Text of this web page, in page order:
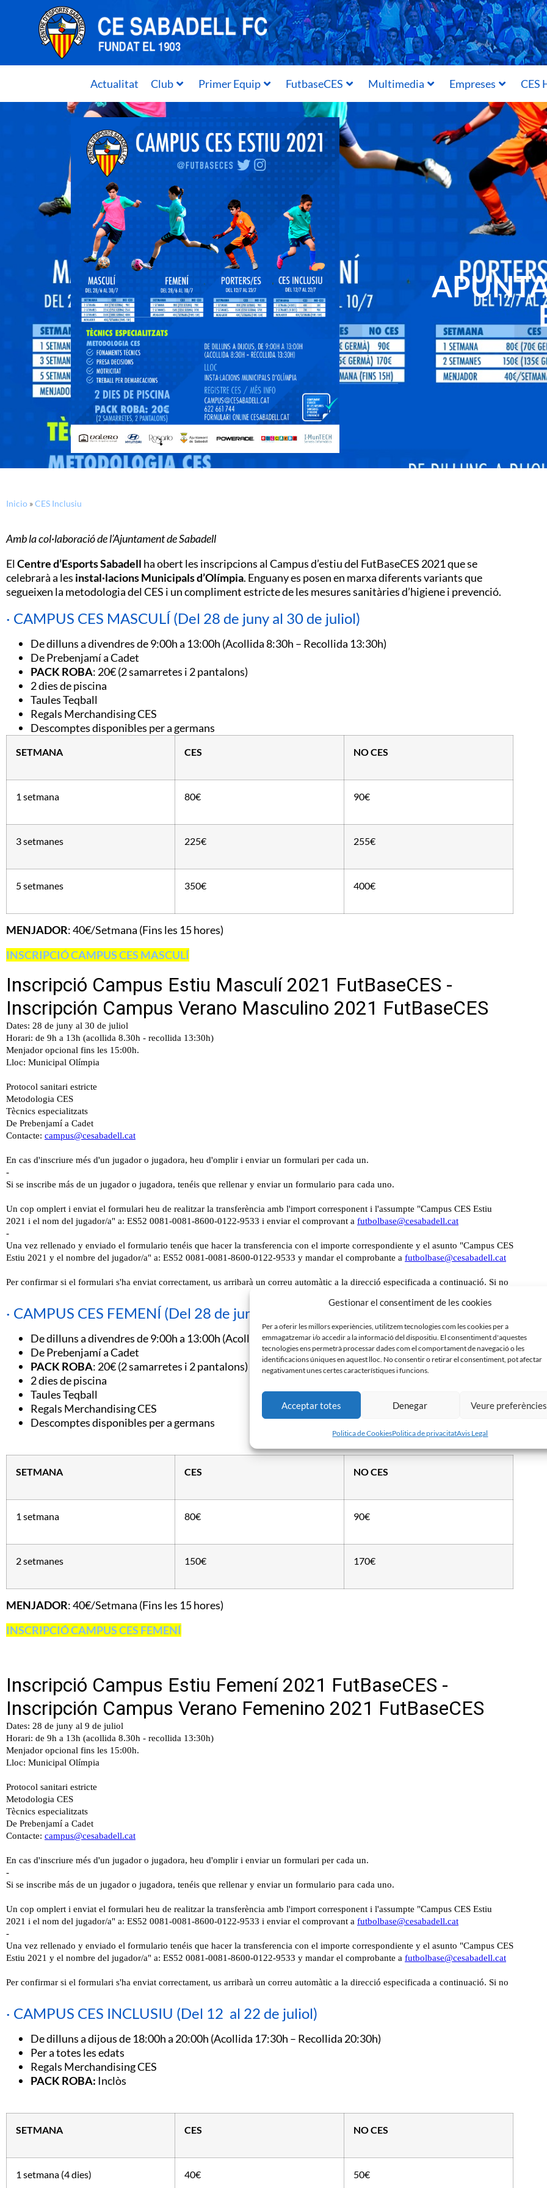
Gestionar el consentiment de les cookies
Per a oferir les millors experiències, utilitzem tecnologies com les cookies per a
emmagatzemar i/o accedir a la informació del dispositiu. El consentiment d'aquestes
tecnologies ens permetrà processar dades com el comportament de navegació o les
identificacions úniques en aquest lloc. No consentir o retirar el consentiment, pot afectar
negativament unes certes característiques i funcions.
Acceptar totes Denegar Veure preferències
Politica de CookiesPolitica de privacitatAvis Legal
Actualitat Club Primer Equip FutbaseCES Multimedia Empreses CES
Inicio »CES Inclusiu
Amb la col·laboració de l’Ajuntament de Sabadell
ElCentre d’Esports Sabadell ha obert les inscripcions al Campus d’estiu del FutBaseCES 2021 que se
celebrarà a les instal·lacions Municipals d’Olímpia. Enguany es posen en marxa diferents variants que
segueixen la metodologia del CES i un compliment estricte de les mesures sanitàries d’higiene i prevenció.
· CAMPUS CES MASCULÍ (Del 28 de juny al 30 de juliol)
De dilluns a divendres de 9:00h a 13:00h (Acollida 8:30h – Recollida 13:30h)
De Prebenjamí a Cadet
PACK ROBA: 20€ (2 samarretes i 2 pantalons)
2 dies de piscina
Taules Teqball
Regals Merchandising CES
Descomptes disponibles per a germans
SETMANA CES NO CES
1 setmana 80€ 90€
3 setmanes 225€ 255€
5 setmanes 350€ 400€
MENJADOR: 40€/Setmana (Fins les 15 hores)
INSCRIPCIÓ CAMPUS CES MASCULÍ
· CAMPUS CES FEMENÍ (Del 28 de juny al 9 de juliol)
De dilluns a divendres de 9:00h a 13:00h (Acollida 8:30h – Recollida 13:30h)
De Prebenjamí a Cadet
PACK ROBA: 20€ (2 samarretes i 2 pantalons)
2 dies de piscina
Taules Teqball
Regals Merchandising CES
Descomptes disponibles per a germans
SETMANA CES NO CES
1 setmana 80€ 90€
2 setmanes 150€ 170€
MENJADOR: 40€/Setmana (Fins les 15 hores)
INSCRIPCIÓ CAMPUS CES FEMENÍ
· CAMPUS CES INCLUSIU (Del 12 al 22 de juliol)
De dilluns a dijous de 18:00h a 20:00h (Acollida 17:30h – Recollida 20:30h)
Per a totes les edats
Regals Merchandising CES
PACK ROBA: Inclòs
SETMANA CES NO CES
1 setmana (4 dies) 40€ 50€